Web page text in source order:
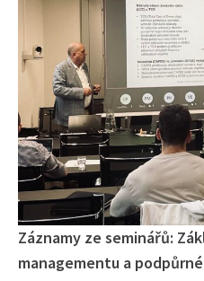
Záznamy ze seminářů:
managementu a